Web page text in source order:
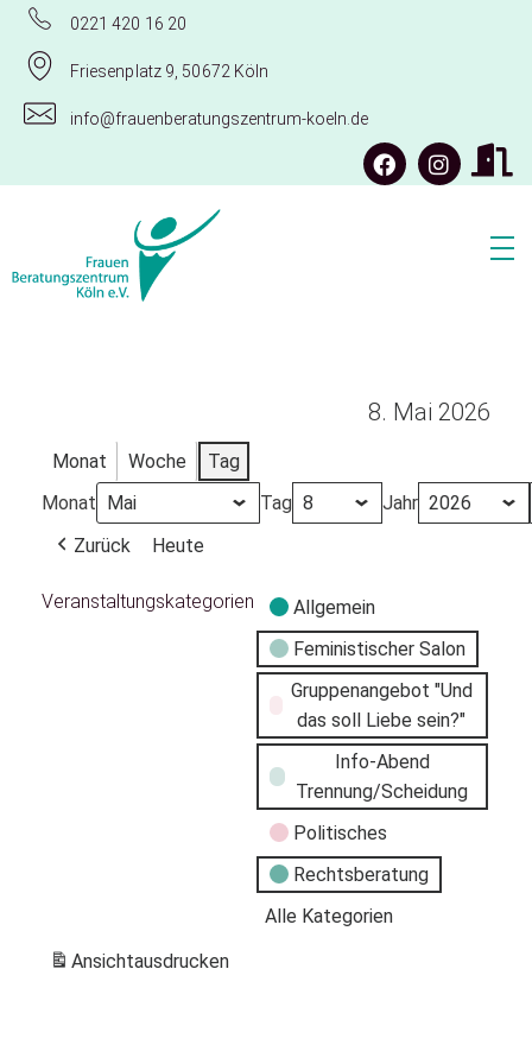
0221 420 16 20
Friesenplatz 9, 50672 Köln
info@frauenberatungszentrum-koeln.de
8. Mai 2026
Monat Woche
Tag
Monat
Tag
Jahr
Zurück
Heute
Veranstaltungskategorien
Allgemein
Feministischer Salon
Gruppenangebot "Und
das soll Liebe sein?"
Info-Abend
Trennung/Scheidung
Politisches
Rechtsberatung
Alle Kategorien
Ansichtausdrucken